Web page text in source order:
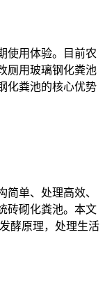
使用体验。目前农
厕用玻璃钢化粪池
化粪池的核心优势
单、处理高效、
砖砌化粪池。本文
酵原理，处理生活